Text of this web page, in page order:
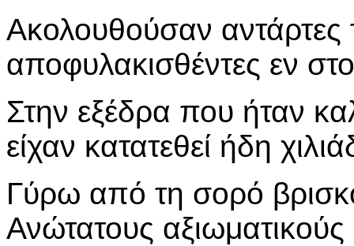
Ακολουθούσαν
αποφυλακισθέντες εν
Στην εξέδρα που ήταν
είχαν κατατεθεί ήδη
Γύρω από τη σορό
Ανώτατους